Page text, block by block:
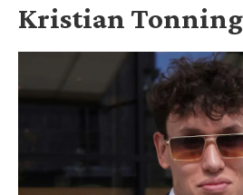
Kristian